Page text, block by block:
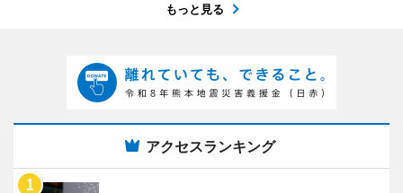
もっと見る
アクセスランキング